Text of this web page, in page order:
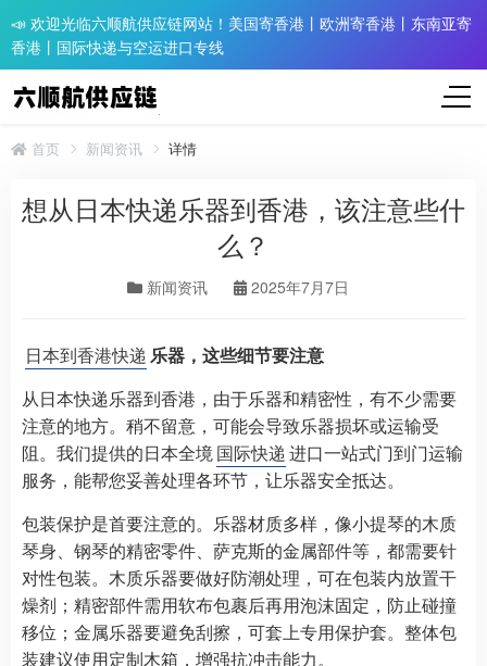
📣 欢迎光临六顺航供应链网站！美国寄香港丨欧洲寄香港丨东南亚寄
香港丨国际快递与空运进口专线
首页 新闻资讯 详情
想从日本快递乐器到香港，该注意些什
么？
新闻资讯 2025年7月7日
日本到香港快递乐器，这些细节要注意
从日本快递乐器到香港，由于乐器和精密性，有不少需要
注意的地方。稍不留意，可能会导致乐器损坏或运输受
阻。我们提供的日本全境国际快递进口一站式门到门运输
服务，能帮您妥善处理各环节，让乐器安全抵达。
包装保护是首要注意的。乐器材质多样，像小提琴的木质
琴身、钢琴的精密零件、萨克斯的金属部件等，都需要针
对性包装。木质乐器要做好防潮处理，可在包装内放置干
燥剂；精密部件需用软布包裹后再用泡沫固定，防止碰撞
移位；金属乐器要避免刮擦，可套上专用保护套。整体包
装建议使用定制木箱，增强抗冲击能力。